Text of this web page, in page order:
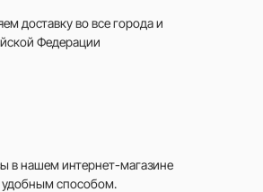
доставку во все городаи
Федерации
в нашем интернет-магазине
способом.